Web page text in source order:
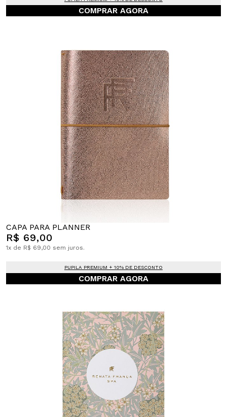
COMPRAR AGORA
CAPA PARA PLANNER
R$ 69,00
1x de R$ 69,00 sem juros.
PUPILA PREMIUM + 10% DE DESCONTO
COMPRAR AGORA